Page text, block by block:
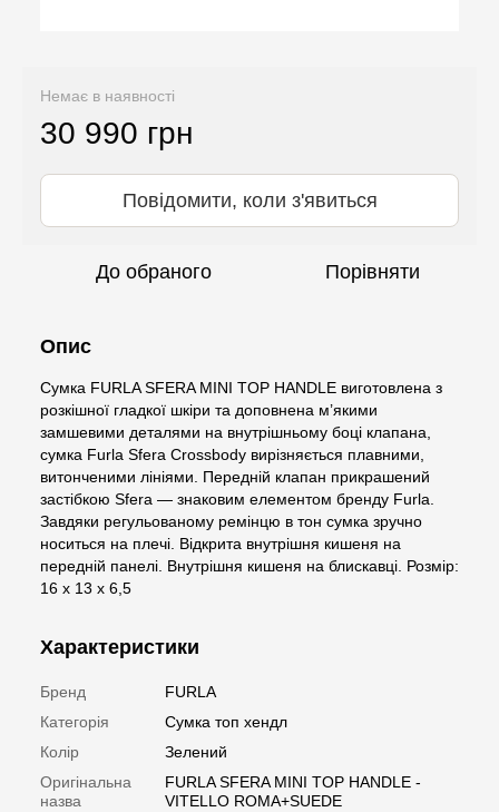
Немає в наявності
30 990 грн
Повідомити, коли з'явиться
До обраного Порівняти
Опис
Сумка FURLA SFERA MINI TOP HANDLE виготовлена з
розкішної гладкої шкіри та доповнена м’якими
замшевими деталями на внутрішньому боці клапана,
сумка Furla Sfera Crossbody вирізняється плавними,
витонченими лініями. Передній клапан прикрашений
застібкою Sfera — знаковим елементом бренду Furla.
Завдяки регульованому ремінцю в тон сумка зручно
носиться на плечі. Відкрита внутрішня кишеня на
передній панелі. Внутрішня кишеня на блискавці. Розмір:
16 x 13 x 6,5
Характеристики
Бренд
FURLA
Категорія
Сумка топ хендл
Колір
Зелений
Оригінальна
назва
FURLA SFERA MINI TOP HANDLE -
VITELLO ROMA+SUEDE